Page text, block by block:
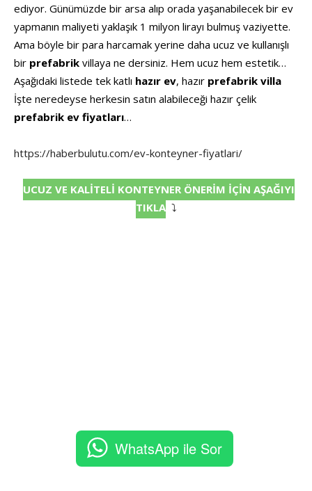
ediyor. Günümüzde bir arsa alıp orada yaşanabilecek bir ev
yapmanın maliyeti yaklaşık 1 milyon lirayı bulmuş vaziyette.
Ama böyle bir para harcamak yerine daha ucuz ve kullanışlı
bir prefabrik villaya ne dersiniz. Hem ucuz hem estetik…
Aşağıdaki listede tek katlı hazır ev, hazır prefabrik villa
İşte neredeyse herkesin satın alabileceği hazır çelik
prefabrik ev fiyatları…
https://haberbulutu.com/ev-konteyner-fiyatlari/
UCUZ VE KALİTELİ KONTEYNER ÖNERİM İÇİN AŞAĞIYI
TIKLA ⤵️
WhatsApp ile Sor